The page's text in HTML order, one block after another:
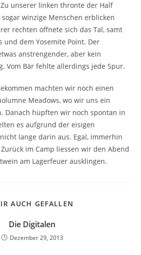
unserer linken thronte der Half
winzige Menschen erblicken
rechten öffnete sich das Tal, samt
und dem Yosemite Point. Der
anstrengender, aber kein
Vom Bär fehlte allerdings jede Spur.
machten wir noch einen
Meadows, wo wir uns ein
Danach hüpften wir noch spontan in
es aufgrund der eisigen
lange darin aus. Egal, immerhin
im Camp liessen wir den Abend
am Lagerfeuer ausklingen.
AUCH GEFALLEN
Die Digitalen
Dezember 29, 2013